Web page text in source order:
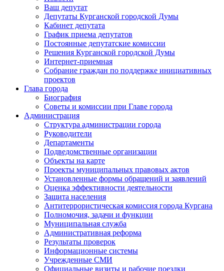
Ваш депутат
Депутаты Курганской городской Думы
Кабинет депутата
График приема депутатов
Постоянные депутатские комиссии
Решения Курганской городской Думы
Интернет-приемная
Собрание граждан по поддержке инициативных
проектов
Глава города
Биография
Советы и комиссии при Главе города
Администрация
Структура администрации города
Руководители
Департаменты
Подведомственные организации
Объекты на карте
Проекты муниципальных правовых актов
Установленные формы обращений и заявлений
Оценка эффективности деятельности
Защита населения
Антитеррористическая комиссия города Кургана
Полномочия, задачи и функции
Муниципальная служба
Административная реформа
Результаты проверок
Информационные системы
Учрежденные СМИ
Официальные визиты и рабочие поездки